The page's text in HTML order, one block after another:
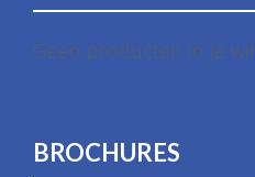
Geen producten in je
BROCHURES